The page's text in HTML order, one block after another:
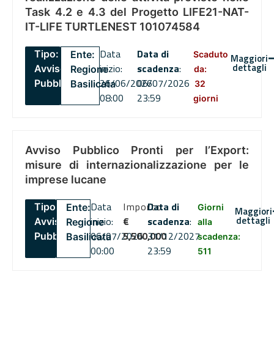
Task 4.2 e 4.3 del Progetto LIFE21-NAT-
IT-LIFE TURTLENEST 101074584
Tipo:
Avviso
Pubblico
Ente:
Regione
Basilicata
Data
inizio:
26/06/2026
08:00
Data di
scadenza:
06/07/2026
23:59
Scaduto
da:
32
giorni
Maggiori
dettagli
Avviso Pubblico Pronti per l’Export:
misure di internazionalizzazione per le
imprese lucane
Tipo:
Avviso
Pubblico
Ente:
Regione
Basilicata
Data
inizio:
06/07/2026
00:00
Importo
€
5,500,000
Data di
scadenza:
31/12/2027
23:59
Giorni
alla
scadenza:
511
Maggiori
dettagli